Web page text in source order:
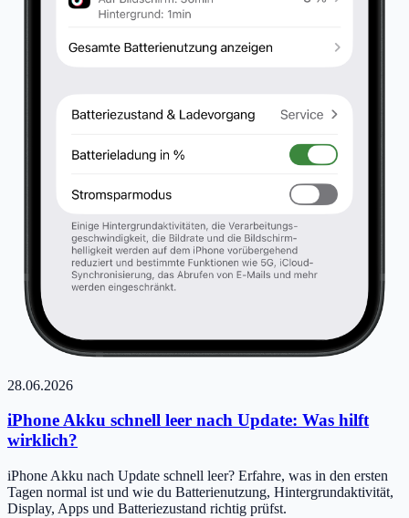
28.06.2026
iPhone Akku schnell leer nach Update: Was hilft
wirklich?
iPhone Akku nach Update schnell leer? Erfahre, was in den ersten
Tagen normal ist und wie du Batterienutzung, Hintergrundaktivität,
Display, Apps und Batteriezustand richtig prüfst.